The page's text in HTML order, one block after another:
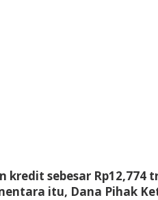
sebesar Rp12,774
itu, Dana Pihak